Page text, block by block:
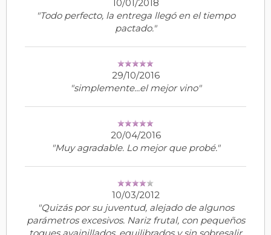
10/01/2018
"Todo perfecto, la entrega llegó en el tiempo
pactado."
29/10/2016
"simplemente...el mejor vino"
20/04/2016
"Muy agradable. Lo mejor que probé."
10/03/2012
"Quizás por su juventud, alejado de algunos
parámetros excesivos. Nariz frutal, con pequeños
toques avainillados, equilibrados y sin sobresalir